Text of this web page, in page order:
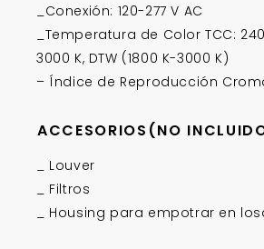
_Conexión: 120-277 V AC
_Temperatura de Color TCC:
3000 K, DTW (1800 K-3000 K)
– Índice de Reproducción
ACCESORIOS(NO
_ Louver
_ Filtros
_ Housing para empotrar en